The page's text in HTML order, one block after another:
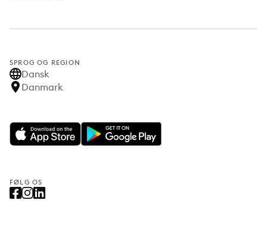
SPROG OG REGION
Dansk
Danmark
FØLG OS